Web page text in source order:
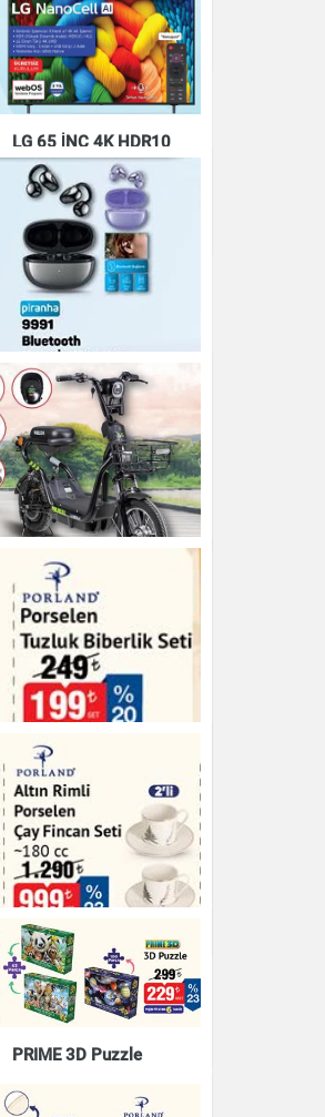
Elektronik
LG 65 İNÇ 4K HDR10
NANOCELL SMART TV
65NANO80A6B
Elektronik
Piranha 9991
Bluetooth Kulak İçi
Kulaklık
Elektronik
Volta VSM Elektrikli
Motorlu Bisiklet
Elektronik
Porland Porselen
Tuzluk Biberlik Seti
Mutfak Ürünleri
Altın Rimli Porselen
Çay Fincan Seti 180 cc
PRIME 3D Puzzle
Oyuncak